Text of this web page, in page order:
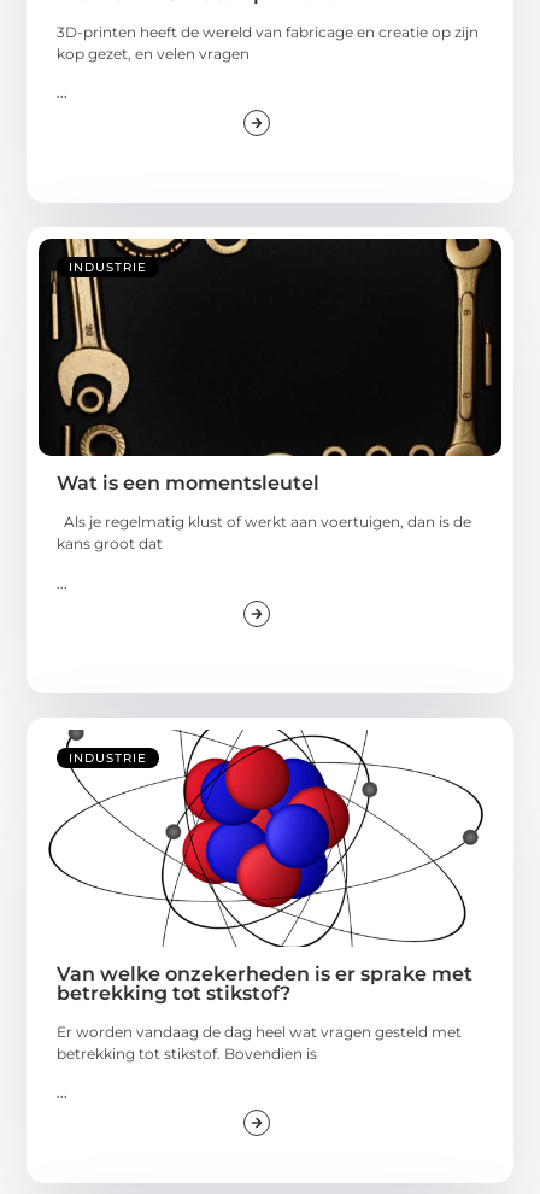
3D-printen heeft de wereld van fabricage en creatie op zijn
kop gezet, en velen vragen
...
INDUSTRIE
Wat is een momentsleutel
Als je regelmatig klust of werkt aan voertuigen, dan is de
kans groot dat
INDUSTRIE
Van welke onzekerheden is er sprake met
betrekking tot stikstof?
Er worden vandaag de dag heel wat vragen gesteld met
betrekking tot stikstof. Bovendien is
...